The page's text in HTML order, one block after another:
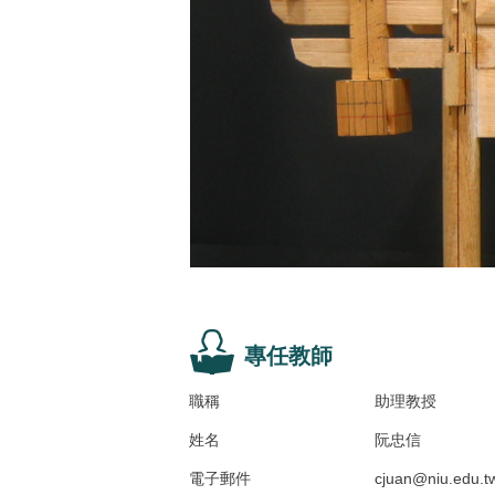
專任教師
職稱 助理教授
姓名 阮忠信
電子郵件